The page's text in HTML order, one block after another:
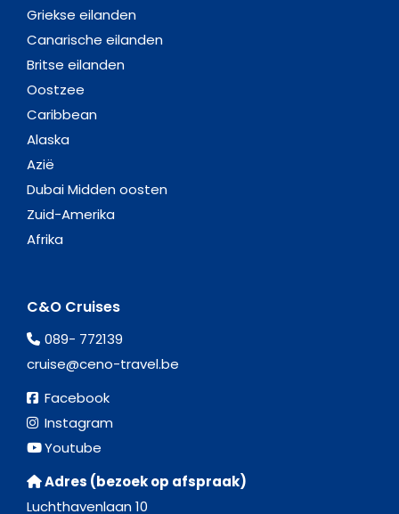
Griekse eilanden
Canarische eilanden
Britse eilanden
Oostzee
Caribbean
Alaska
Azië
Dubai Midden oosten
Zuid-Amerika
Afrika
C&O Cruises
089- 772139
cruise@ceno-travel.be
Facebook
Instagram
Youtube
Adres (bezoek op afspraak)
Luchthavenlaan 10